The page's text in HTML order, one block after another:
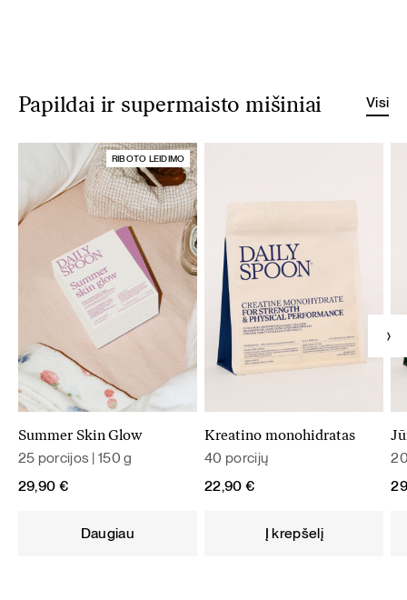
Papildai ir supermaisto mišiniai Visi
RIBOTO LEIDIMO
Summer Skin Glow
25 porcijos | 150 g
29,90 €
Daugiau
Kreatino monohidratas
40 porcijų
22,90 €
Į krepšelį